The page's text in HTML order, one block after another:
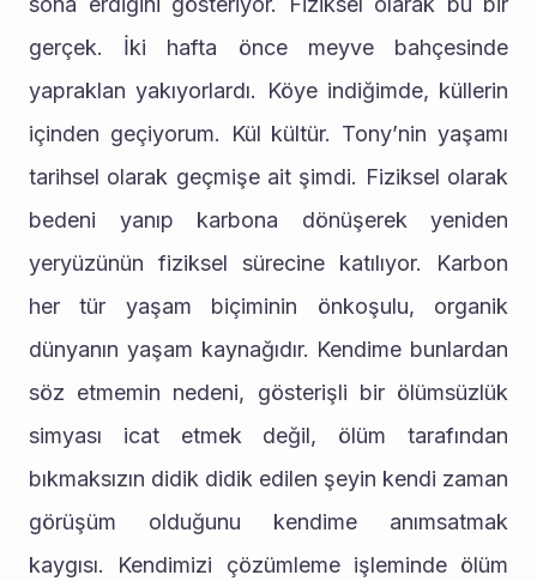
gerçek. İki hafta önce meyve bahçesinde
yapraklan yakıyorlardı. Köye indiğimde, küllerin
içinden geçiyorum. Kül kültür. Tony’nin yaşamı
tarihsel olarak geçmişe ait şimdi. Fiziksel olarak
bedeni yanıp karbona dönüşerek yeniden
yeryüzünün fiziksel sürecine katılıyor. Karbon
her tür yaşam biçiminin önkoşulu, organik
dünyanın yaşam kaynağıdır. Kendime bunlardan
söz etmemin nedeni, gösterişli bir ölümsüzlük
simyası icat etmek değil, ölüm tarafından
bıkmaksızın didik didik edilen şeyin kendi zaman
görüşüm olduğunu kendime anımsatmak
kaygısı. Kendimizi çözümleme işleminde ölüm